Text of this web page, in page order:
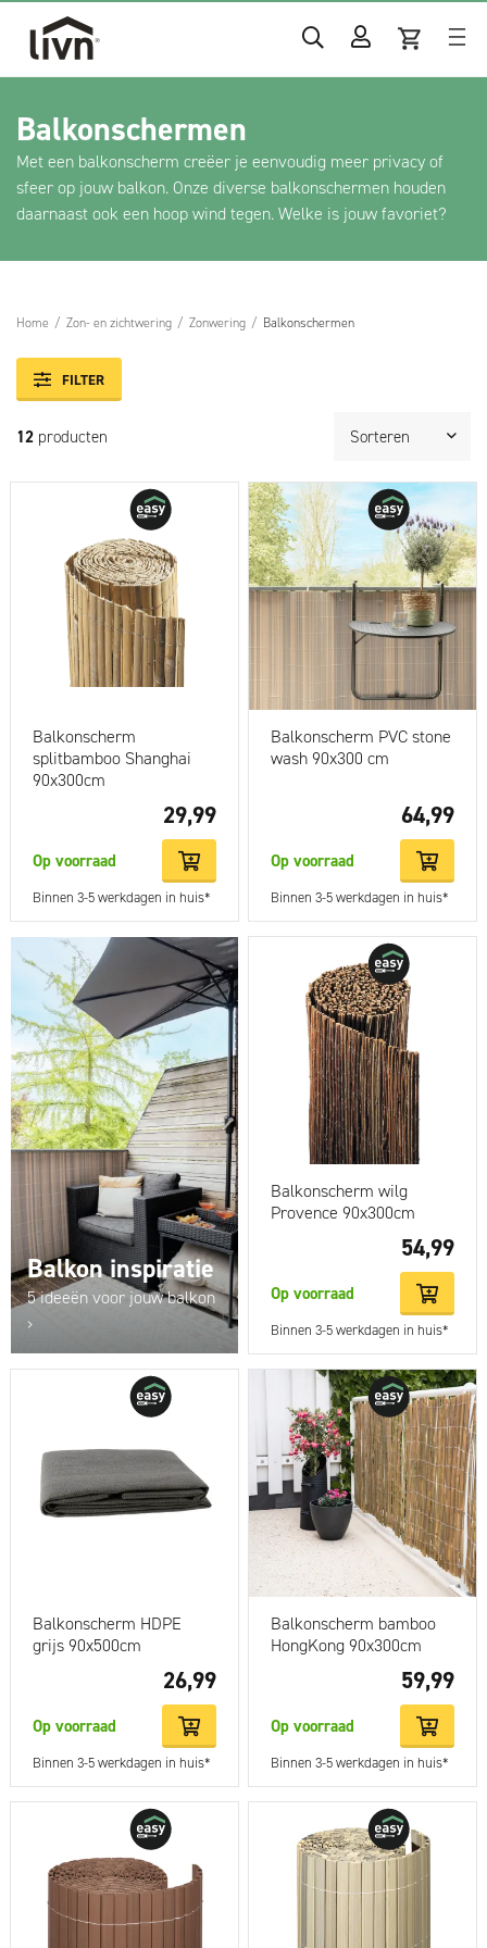
Balkonschermen
Met een balkonscherm creëer je eenvoudig meer privacy of
sfeer op jouw balkon. Onze diverse balkonschermen houden
daarnaast ook een hoop wind tegen. Welke is jouw favoriet?
Home / Zon- en zichtwering / Zonwering / Balkonschermen
FILTER
12 producten
Balkonscherm
splitbamboo Shanghai
90x300cm
29,99
Op voorraad
Binnen 3-5 werkdagen in huis*
Balkonscherm PVC stone
wash 90x300 cm
64,99
Op voorraad
Binnen 3-5 werkdagen in huis*
Balkon inspiratie
5 ideeën voor jouw balkon
›
Balkonscherm wilg
Provence 90x300cm
54,99
Op voorraad
Binnen 3-5 werkdagen in huis*
Balkonscherm HDPE
grijs 90x500cm
26,99
Op voorraad
Binnen 3-5 werkdagen in huis*
Balkonscherm bamboo
HongKong 90x300cm
59,99
Op voorraad
Binnen 3-5 werkdagen in huis*